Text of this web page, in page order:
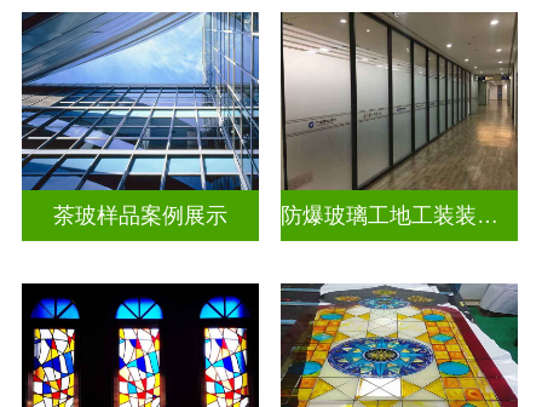
茶玻样品案例展示 防爆玻璃工地工装装饰玻璃